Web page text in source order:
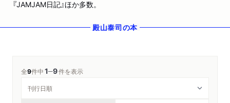
『JAMJAM日記』ほか多数。
殿山泰司の本
全9件中1─9件を表示